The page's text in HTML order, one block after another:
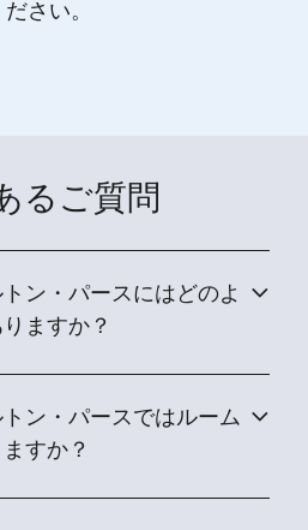
さい。
るご質問
ン・パースにはどのよ
ますか？
ン・パースではルーム
すか？